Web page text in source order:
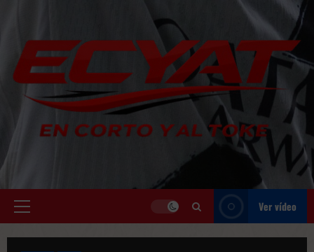
contenido
Menú
Ver vídeo